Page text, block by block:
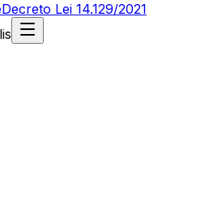
Decreto Lei 14.129/2021